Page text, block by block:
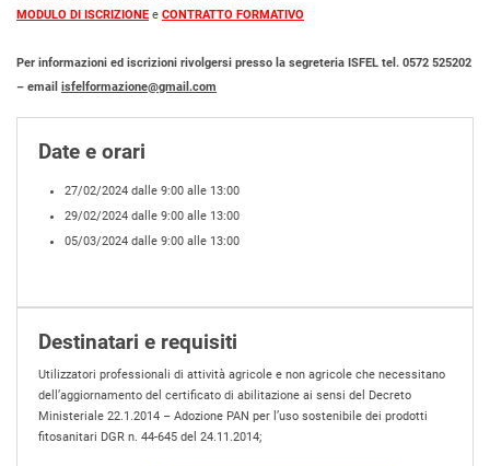
MODULO DI ISCRIZIONE e CONTRATTO FORMATIVO
Per informazioni ed iscrizioni rivolgersi presso la segreteria ISFEL tel. 0572 525202
– email isfelformazione@gmail.com
Date e orari
27/02/2024 dalle 9:00 alle 13:00
29/02/2024 dalle 9:00 alle 13:00
05/03/2024 dalle 9:00 alle 13:00
Destinatari e requisiti
Utilizzatori professionali di attività agricole e non agricole che necessitano
dell’aggiornamento del certificato di abilitazione ai sensi del Decreto
Ministeriale 22.1.2014 – Adozione PAN per l’uso sostenibile dei prodotti
fitosanitari DGR n. 44-645 del 24.11.2014;